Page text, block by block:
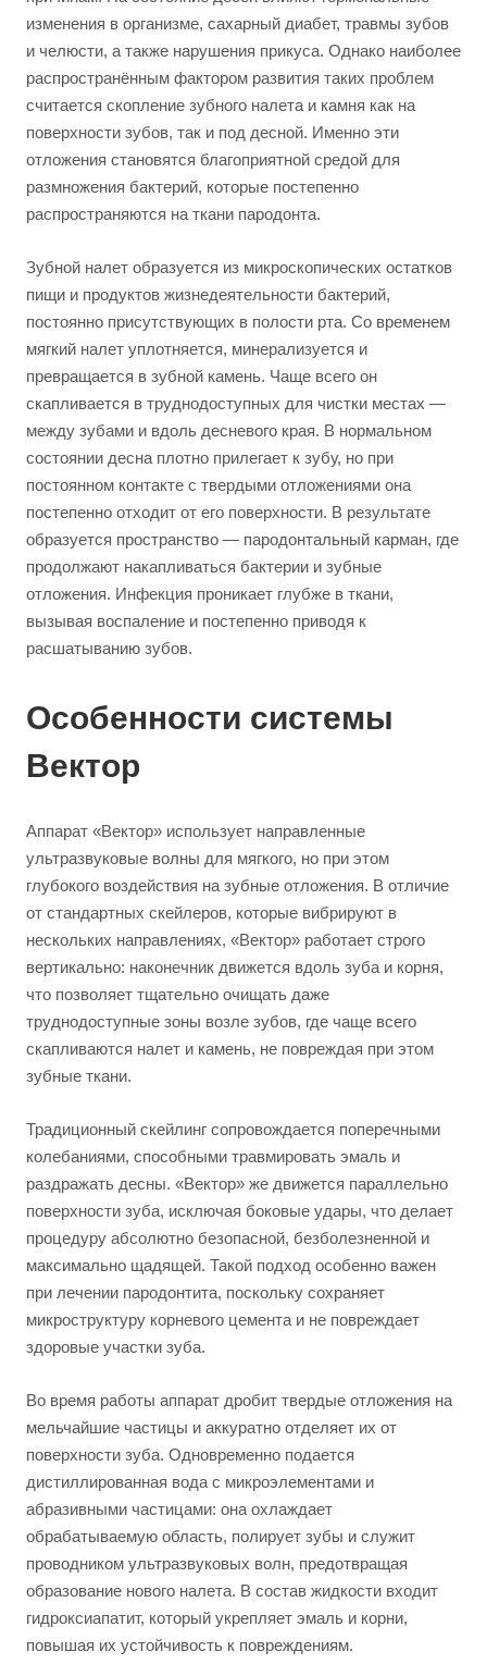
изменения в организме, сахарный диабет, травмы зубов
и челюсти, а также нарушения прикуса. Однако наиболее
распространённым фактором развития таких проблем
считается скопление зубного налета и камня как на
поверхности зубов, так и под десной. Именно эти
отложения становятся благоприятной средой для
размножения бактерий, которые постепенно
распространяются на ткани пародонта.
Зубной налет образуется из микроскопических остатков
пищи и продуктов жизнедеятельности бактерий,
постоянно присутствующих в полости рта. Со временем
мягкий налет уплотняется, минерализуется и
превращается в зубной камень. Чаще всего он
скапливается в труднодоступных для чистки местах —
между зубами и вдоль десневого края. В нормальном
состоянии десна плотно прилегает к зубу, но при
постоянном контакте с твердыми отложениями она
постепенно отходит от его поверхности. В результате
образуется пространство — пародонтальный карман, где
продолжают накапливаться бактерии и зубные
отложения. Инфекция проникает глубже в ткани,
вызывая воспаление и постепенно приводя к
расшатыванию зубов.
Особенности системы
Вектор
Аппарат «Вектор» использует направленные
ультразвуковые волны для мягкого, но при этом
глубокого воздействия на зубные отложения. В отличие
от стандартных скейлеров, которые вибрируют в
нескольких направлениях, «Вектор» работает строго
вертикально: наконечник движется вдоль зуба и корня,
что позволяет тщательно очищать даже
труднодоступные зоны возле зубов, где чаще всего
скапливаются налет и камень, не повреждая при этом
зубные ткани.
Традиционный скейлинг сопровождается поперечными
колебаниями, способными травмировать эмаль и
раздражать десны. «Вектор» же движется параллельно
поверхности зуба, исключая боковые удары, что делает
процедуру абсолютно безопасной, безболезненной и
максимально щадящей. Такой подход особенно важен
при лечении пародонтита, поскольку сохраняет
микроструктуру корневого цемента и не повреждает
здоровые участки зуба.
Во время работы аппарат дробит твердые отложения на
мельчайшие частицы и аккуратно отделяет их от
поверхности зуба. Одновременно подается
дистиллированная вода с микроэлементами и
абразивными частицами: она охлаждает
обрабатываемую область, полирует зубы и служит
проводником ультразвуковых волн, предотвращая
образование нового налета. В состав жидкости входит
гидроксиапатит, который укрепляет эмаль и корни,
повышая их устойчивость к повреждениям.